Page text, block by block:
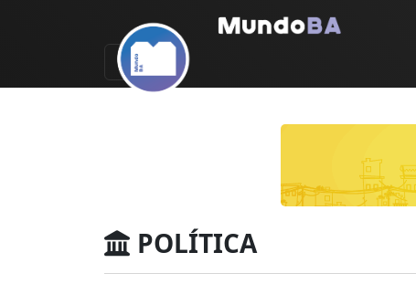
POLÍTICA